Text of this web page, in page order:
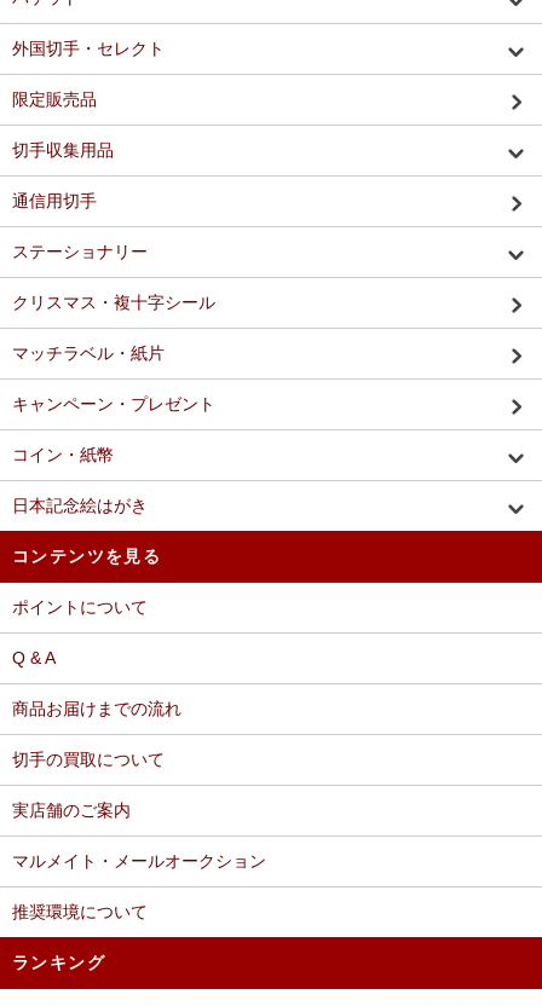
外国切手・セレクト
限定販売品
切手収集用品
通信用切手
ステーショナリー
クリスマス・複十字シール
マッチラベル・紙片
キャンペーン・プレゼント
コイン・紙幣
日本記念絵はがき
コンテンツを見る
ポイントについて
Q & A
商品お届けまでの流れ
切手の買取について
実店舗のご案内
マルメイト・メールオークション
推奨環境について
ランキング